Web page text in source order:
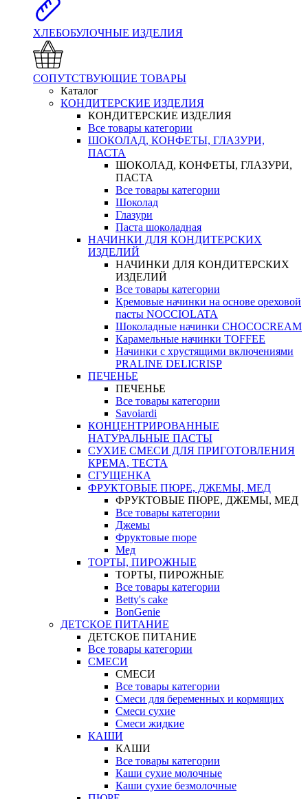
ХЛЕБОБУЛОЧНЫЕ ИЗДЕЛИЯ
СОПУТСТВУЮЩИЕ ТОВАРЫ
Каталог
КОНДИТЕРСКИЕ ИЗДЕЛИЯ
КОНДИТЕРСКИЕ ИЗДЕЛИЯ
Все товары категории
ШОКОЛАД, КОНФЕТЫ, ГЛАЗУРИ,
ПАСТА
ШОКОЛАД, КОНФЕТЫ, ГЛАЗУРИ,
ПАСТА
Все товары категории
Шоколад
Глазури
Паста шоколадная
НАЧИНКИ ДЛЯ КОНДИТЕРСКИХ
ИЗДЕЛИЙ
НАЧИНКИ ДЛЯ КОНДИТЕРСКИХ
ИЗДЕЛИЙ
Все товары категории
Кремовые начинки на основе ореховой
пасты NOCCIOLATA
Шоколадные начинки CHOCOCREAM
Карамельные начинки TOFFEE
Начинки с хрустящими включениями
PRALINE DELICRISP
ПЕЧЕНЬЕ
ПЕЧЕНЬЕ
Все товары категории
Savoiardi
КОНЦЕНТРИРОВАННЫЕ
НАТУРАЛЬНЫЕ ПАСТЫ
СУХИЕ СМЕСИ ДЛЯ ПРИГОТОВЛЕНИЯ
КРЕМА, ТЕСТА
СГУЩЕНКА
ФРУКТОВЫЕ ПЮРЕ, ДЖЕМЫ, МЕД
ФРУКТОВЫЕ ПЮРЕ, ДЖЕМЫ, МЕД
Все товары категории
Джемы
Фруктовые пюре
Мед
ТОРТЫ, ПИРОЖНЫЕ
ТОРТЫ, ПИРОЖНЫЕ
Все товары категории
Betty's cake
BonGenie
ДЕТСКОЕ ПИТАНИЕ
ДЕТСКОЕ ПИТАНИЕ
Все товары категории
СМЕСИ
СМЕСИ
Все товары категории
Смеси для беременных и кормящих
Смеси сухие
Смеси жидкие
КАШИ
КАШИ
Все товары категории
Каши сухие молочные
Каши сухие безмолочные